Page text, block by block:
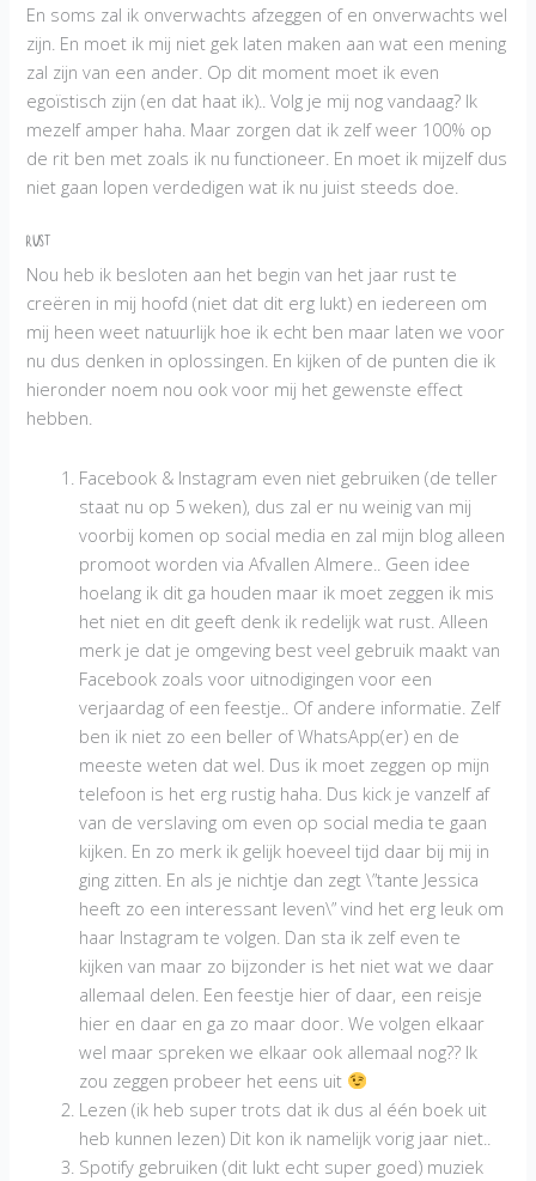
En soms zal ik onverwachts afzeggen of en onverwachts wel
zijn. En moet ik mij niet gek laten maken aan wat een mening
zal zijn van een ander. Op dit moment moet ik even
egoïstisch zijn (en dat haat ik).. Volg je mij nog vandaag? Ik
mezelf amper haha. Maar zorgen dat ik zelf weer 100% op
de rit ben met zoals ik nu functioneer. En moet ik mijzelf dus
niet gaan lopen verdedigen wat ik nu juist steeds doe.
RUST
Nou heb ik besloten aan het begin van het jaar rust te
creëren in mij hoofd (niet dat dit erg lukt) en iedereen om
mij heen weet natuurlijk hoe ik echt ben maar laten we voor
nu dus denken in oplossingen. En kijken of de punten die ik
hieronder noem nou ook voor mij het gewenste effect
hebben.
Facebook & Instagram even niet gebruiken (de teller
staat nu op 5 weken), dus zal er nu weinig van mij
voorbij komen op social media en zal mijn blog alleen
promoot worden via Afvallen Almere.. Geen idee
hoelang ik dit ga houden maar ik moet zeggen ik mis
het niet en dit geeft denk ik redelijk wat rust. Alleen
merk je dat je omgeving best veel gebruik maakt van
Facebook zoals voor uitnodigingen voor een
verjaardag of een feestje.. Of andere informatie. Zelf
ben ik niet zo een beller of WhatsApp(er) en de
meeste weten dat wel. Dus ik moet zeggen op mijn
telefoon is het erg rustig haha. Dus kick je vanzelf af
van de verslaving om even op social media te gaan
kijken. En zo merk ik gelijk hoeveel tijd daar bij mij in
ging zitten. En als je nichtje dan zegt \”tante Jessica
heeft zo een interessant leven\” vind het erg leuk om
haar Instagram te volgen. Dan sta ik zelf even te
kijken van maar zo bijzonder is het niet wat we daar
allemaal delen. Een feestje hier of daar, een reisje
hier en daar en ga zo maar door. We volgen elkaar
wel maar spreken we elkaar ook allemaal nog?? Ik
zou zeggen probeer het eens uit
Lezen (ik heb super trots dat ik dus al één boek uit
heb kunnen lezen) Dit kon ik namelijk vorig jaar niet..
Spotify gebruiken (dit lukt echt super goed) muziek